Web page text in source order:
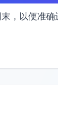
，以便准